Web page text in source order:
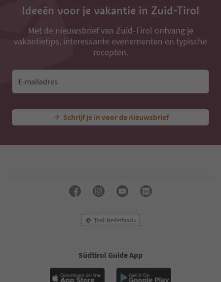
Ideeën voor je vakantie in Zuid-Tirol
Met de nieuwsbrief van Zuid-Tirol ontvang je
vakantietips, interessante evenementen en typische
recepten.
E-mailadres
Schrijf je in voor de nieuwsbrief
Taal: Nederlands
Südtirol Guide App